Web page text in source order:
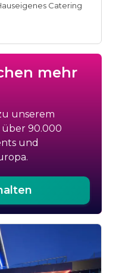
Catering
mehr
unserem
90.000
und